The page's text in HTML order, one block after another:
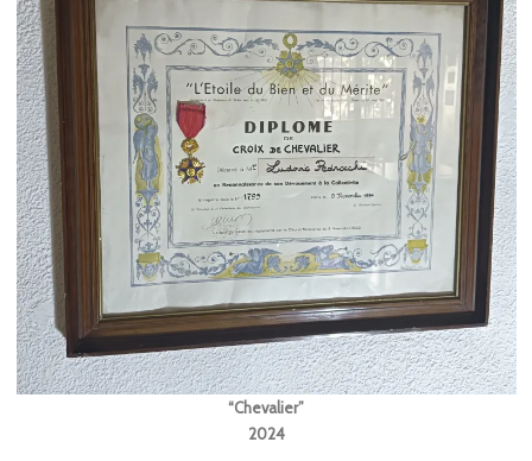
“Chevalier”
2024